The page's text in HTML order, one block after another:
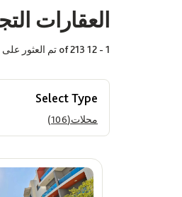
اختر
غرف
Min
العقارات
1 - 12 of 213 تم العثور على سجلات
Select Type
محلات(106)